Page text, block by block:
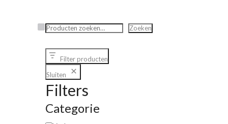
Zoeken Zoeken
Filter producten
Sluiten
Filters
Categorie